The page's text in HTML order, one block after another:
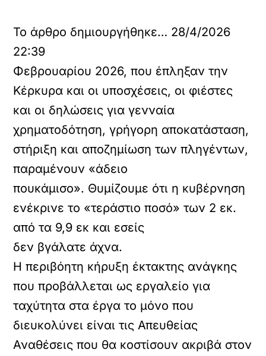
Το άρθρο δημιουργήθηκε… 28/4/2026
22:39
Φεβρουαρίου 2026, που έπληξαν την
Κέρκυρα και οι υποσχέσεις, οι φιέστες
και οι δηλώσεις για γενναία
χρηματοδότηση, γρήγορη αποκατάσταση,
στήριξη και αποζημίωση των πληγέντων,
παραμένουν «άδειο
πουκάμισο». Θυμίζουμε ότι η κυβέρνηση
ενέκρινε το «τεράστιο ποσό» των 2 εκ.
από τα 9,9 εκ και εσείς
δεν βγάλατε άχνα.
Η περιβόητη κήρυξη έκτακτης ανάγκης
που προβάλλεται ως εργαλείο για
ταχύτητα στα έργα το μόνο που
διευκολύνει είναι τις Απευθείας
Αναθέσεις που θα κοστίσουν ακριβά στον